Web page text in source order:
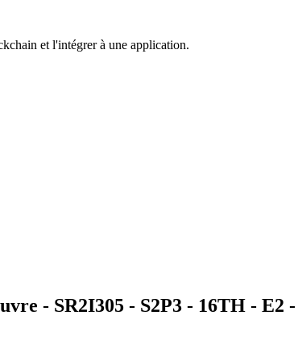
et l'intégrer à une application.
- SR2I305 - S2P3 - 16TH - E2